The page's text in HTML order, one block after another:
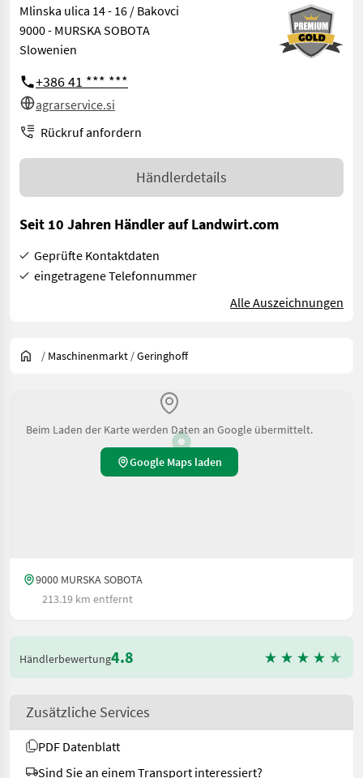
Mlinska ulica 14 - 16 / Bakovci
9000 - MURSKA SOBOTA
Slowenien
+386 41 *** ***
agrarservice.si
Rückruf anfordern
Händlerdetails
Seit 10 Jahren Händler auf Landwirt.com
Geprüfte Kontaktdaten
eingetragene Telefonnummer
Alle Auszeichnungen
/ Maschinenmarkt /Geringhoff
Beim Laden der Karte werden Daten an Google übermittelt.
Google Maps laden
9000 MURSKA SOBOTA
213.19 km entfernt
Händlerbewertung4.8
Zusätzliche Services
PDF Datenblatt
Sind Sie an einem Transport interessiert?